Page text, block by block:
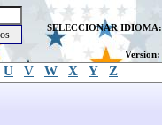
SELECCIONAR IDIOMA:
Version:
U V W X Y Z